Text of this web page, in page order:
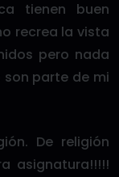
tienen buen
recrea la vista
pero nada
son parte de mi
De religión
asignatura!!!!!